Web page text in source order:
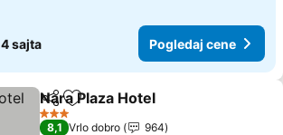
4 sajta Pogledaj cene
Deli Dodati u favorite
Nara Plaza Hotel
3 Zvezdice
8,1 Vrlo dobro
964